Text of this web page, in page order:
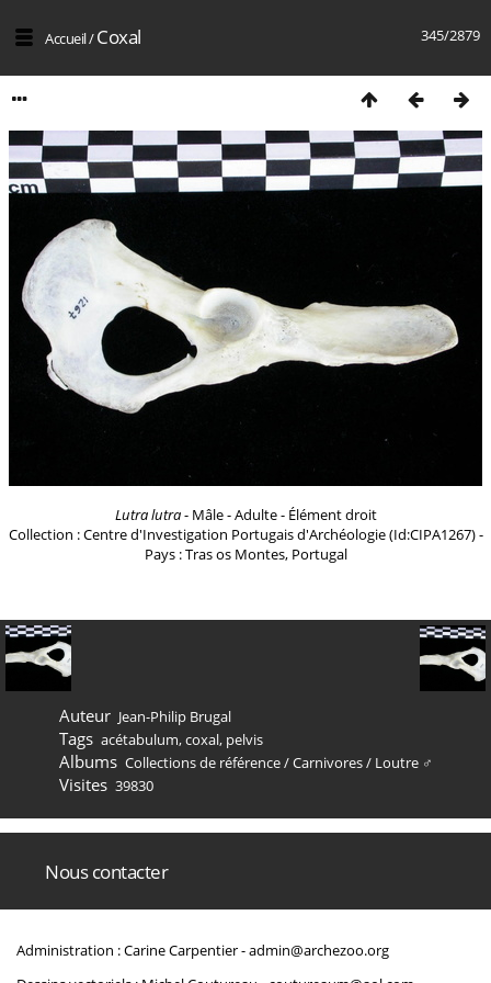
345/2879
Accueil/Coxal
Lutra lutra- Mâle - Adulte - Élément droit
Collection : Centre d'Investigation Portugais d'Archéologie (Id:CIPA1267) -
Pays : Tras os Montes, Portugal
Auteur Jean-Philip Brugal
Tags acétabulum,coxal, pelvis
Albums Collections de référence/Carnivores/ Loutre ♂
Visites 39830
Nous contacter
Administration : Carine Carpentier -admin@archezoo.org